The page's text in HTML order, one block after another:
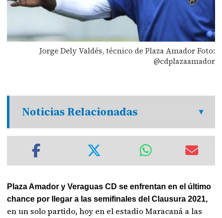
Jorge Dely Valdés, técnico de Plaza Amador Foto:
@cdplazaamador
Noticias Relacionadas
Plaza Amador y Veraguas CD se enfrentan en el último
chance por llegar a las semifinales del Clausura 2021,
en un solo partido, hoy en el estadio Maracaná a las